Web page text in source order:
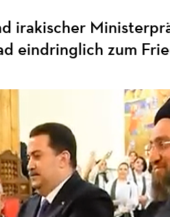
irakischer
eindringlich zum